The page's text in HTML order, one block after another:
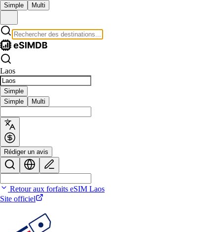
Simple Multi
Laos
Simple
Simple
Multi
Rédiger un avis
Retour aux forfaits eSIM Laos
Site officiel